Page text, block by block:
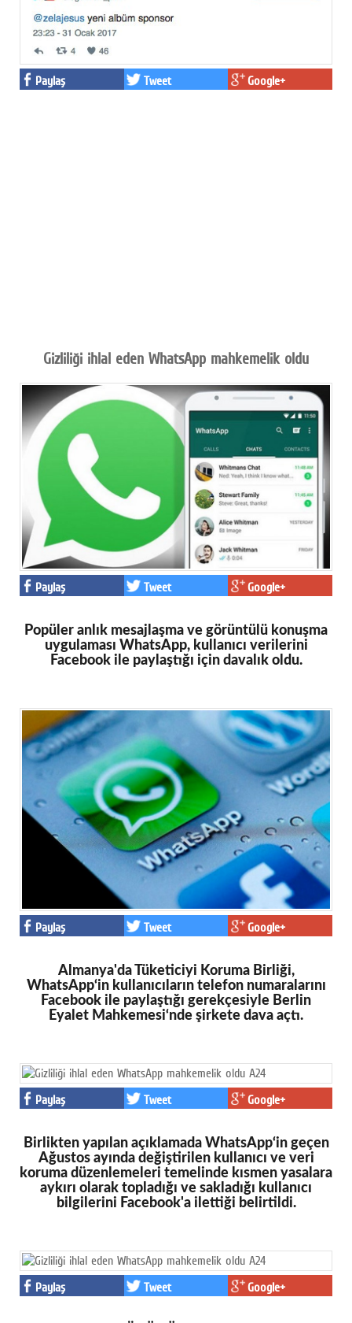
Paylaş Tweet Google+
Gizliliği ihlal eden WhatsApp mahkemelik oldu
Paylaş Tweet Google+
Popüler anlık mesajlaşma ve görüntülü konuşma
uygulaması WhatsApp, kullanıcı verilerini
Facebook ile paylaştığı için davalık oldu.
Paylaş Tweet Google+
Almanya'da Tüketiciyi Koruma Birliği,
WhatsApp‘in kullanıcıların telefon numaralarını
Facebook ile paylaştığı gerekçesiyle Berlin
Eyalet Mahkemesi‘nde şirkete dava açtı.
Paylaş Tweet Google+
Birlikten yapılan açıklamada WhatsApp‘in geçen
Ağustos ayında değiştirilen kullanıcı ve veri
koruma düzenlemeleri temelinde kısmen yasalara
aykırı olarak topladığı ve sakladığı kullanıcı
bilgilerini Facebook'a ilettiği belirtildi.
Paylaş Tweet Google+